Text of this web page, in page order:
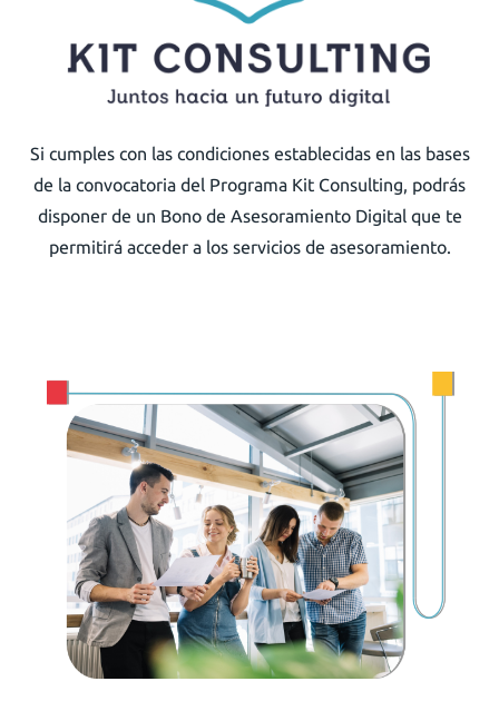
Si cumples con las condiciones establecidas en las bases
de la convocatoria del Programa Kit Consulting, podrás
disponer de un Bono de Asesoramiento Digital que te
permitirá acceder a los servicios de asesoramiento.